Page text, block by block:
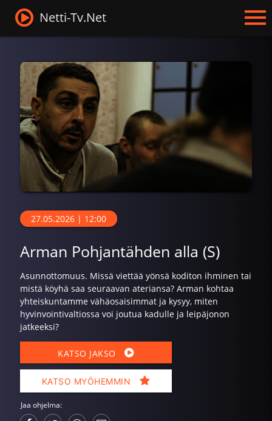
Netti-Tv.Net
27.05.2026 | 12:00
Arman Pohjantähden alla (S)
Asunnottomuus. Missä viettää yönsä koditon ihminen tai
mistä köyhä saa seuraavan ateriansa? Arman kohtaa
yhteiskuntamme vähäosaisimmat ja kysyy, miten
hyvinvointivaltiossa voi joutua kadulle ja leipäjonon
jatkeeksi?
KATSO JAKSO
KATSO MYÖHEMMIN
Jaa ohjelma: